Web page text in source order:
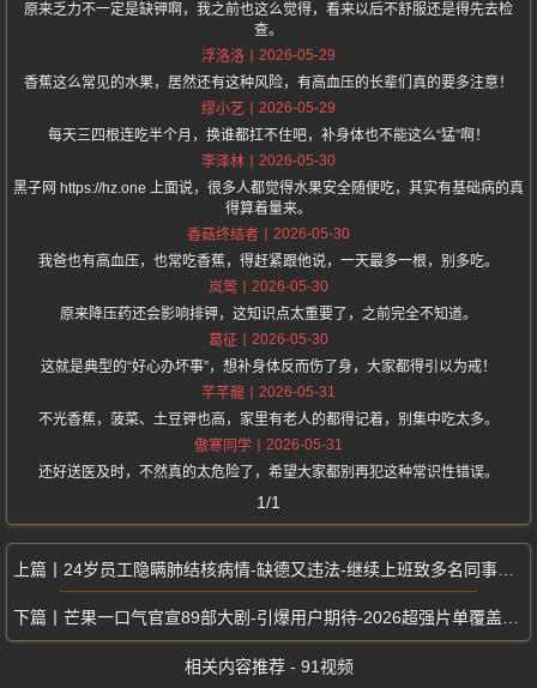
原来乏力不一定是缺钾啊，我之前也这么觉得，看来以后不舒服还是得先去检
查。
浮洛洛
2026-05-29
香蕉这么常见的水果，居然还有这种风险，有高血压的长辈们真的要多注意！
缪小艺
2026-05-29
每天三四根连吃半个月，换谁都扛不住吧，补身体也不能这么“猛”啊！
李泽林
2026-05-30
黑子网 https://hz.one 上面说，很多人都觉得水果安全随便吃，其实有基础病的真
得算着量来。
香菇终结者
2026-05-30
我爸也有高血压，也常吃香蕉，得赶紧跟他说，一天最多一根，别多吃。
岚莺
2026-05-30
原来降压药还会影响排钾，这知识点太重要了，之前完全不知道。
葛征
2026-05-30
这就是典型的“好心办坏事”，想补身体反而伤了身，大家都得引以为戒！
芊芊龍
2026-05-31
不光香蕉，菠菜、土豆钾也高，家里有老人的都得记着，别集中吃太多。
傲寒同学
2026-05-31
还好送医及时，不然真的太危险了，希望大家都别再犯这种常识性错误。
1/1
24岁员工隐瞒肺结核病情-缺德又违法-继续上班致多名同事接连被传染
芒果一口气官宣89部大剧-引爆用户期待-2026超强片单覆盖全题材
相关内容推荐 - 91视频